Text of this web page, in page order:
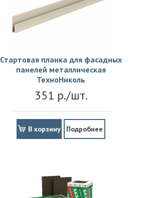
Стартовая планка для фасадных
панелей металлическая
ТехноНиколь
351 р./шт.
В корзину Подробнее